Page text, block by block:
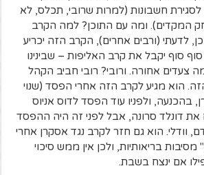
חשבונות (למרות שרובי, תכלס, לא
ומה עם התוכן? למה הקרב
לדעתי (ורבים אחרים), הקרב הזה יכריע
סוף סוף יקבל את קרב האליפות – שבינינו
צעדים אחורה. ורובי? רובי חביב הקהל
הוא מגיע לקרב הזה אחרי הפסד (שנוי
בהכנעה, ולפניו עוד הפסד לדוס אניוס
את דונלד סרונה, אבל לפני זה היה ההפסד
וודלי. הוא גם חזר לקרב נגד אסקרן אחרי
בריאותיות, ולכן אין ממש סיכוי
אם ינצח בשבת.